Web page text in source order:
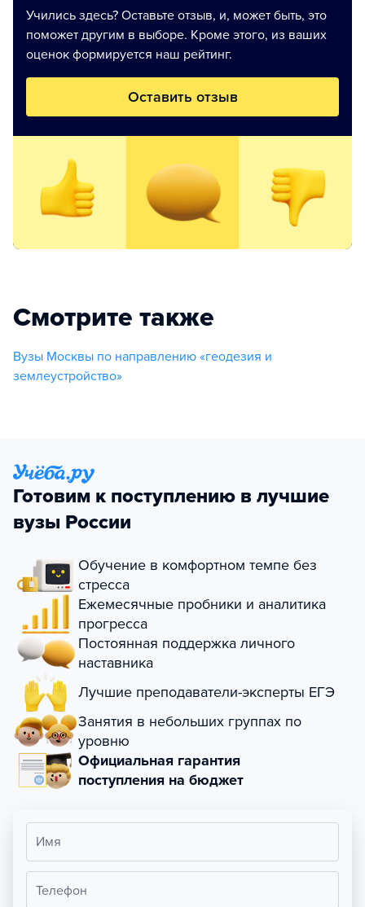
Учились здесь? Оставьте отзыв, и, может быть, это
поможет другим в выборе. Кроме этого, из ваших
оценок формируется наш рейтинг.
Оставить отзыв
Смотрите также
Вузы Москвы по направлению «геодезия и
землеустройство»
Готовим к поступлению в лучшие
вузы России
Обучение в комфортном темпе без
стресса
Ежемесячные пробники и аналитика
прогресса
Постоянная поддержка личного
наставника
Лучшие преподаватели-эксперты ЕГЭ
Занятия в небольших группах по
уровню
Официальная гарантия
поступления на бюджет
Имя
Телефон